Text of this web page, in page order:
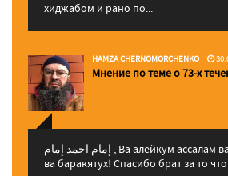
хиджабом и рано по...
HAMZA CHERNOMORCHENKO
Мнение по теме о 73-х
إمام احمد إمام , Ва алейкум ассалам ва рахматуЛлахи
ва баракятух! Спасибо брат за то